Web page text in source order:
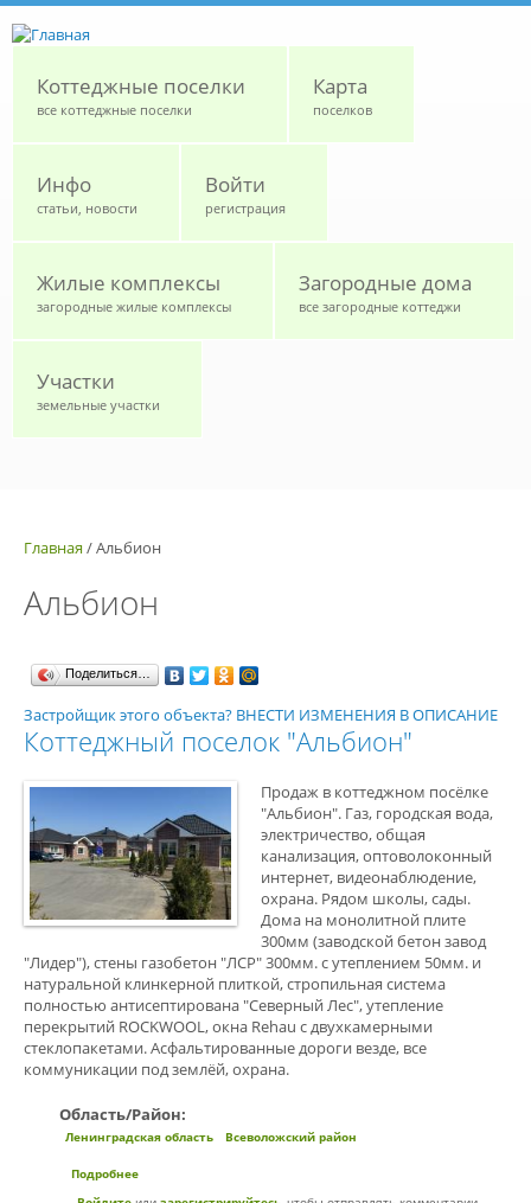
Коттеджные поселки
все коттеджные поселки
Карта
поселков
Инфо
статьи, новости
Войти
регистрация
Жилые комплексы
загородные жилые комплексы
Загородные дома
все загородные коттеджи
Участки
земельные участки
Главная /Альбион
Альбион
Поделиться…
Застройщик этого объекта? ВНЕСТИ ИЗМЕНЕНИЯ В ОПИСАНИЕ
Коттеджный поселок "Альбион"
Продаж в коттеджном посёлке
"Альбион". Газ, городская вода,
электричество, общая
канализация, оптоволоконный
интернет, видеонаблюдение,
охрана. Рядом школы, сады.
Дома на монолитной плите
300мм (заводской бетон завод
"Лидер"), стены газобетон "ЛСР" 300мм. с утеплением 50мм. и
натуральной клинкерной плиткой, стропильная система
полностью антисептирована "Северный Лес", утепление
перекрытий ROCKWOOL, окна Rehau с двухкамерными
стеклопакетами. Асфальтированные дороги везде, все
коммуникации под землёй, охрана.
Область/Район:
Ленинградская область Всеволожский район
Подробнее